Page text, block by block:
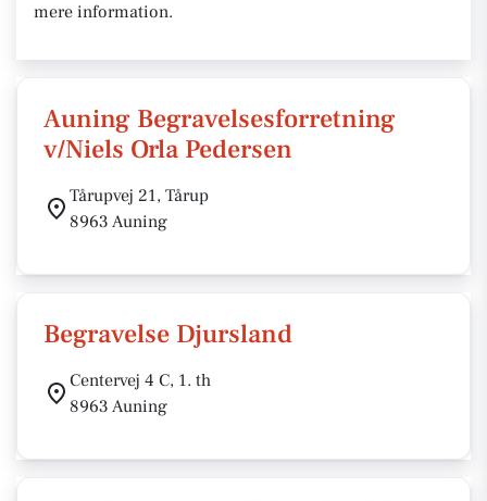
mere information.
Auning Begravelsesforretning
v/Niels Orla Pedersen
Tårupvej 21, Tårup
8963 Auning
Begravelse Djursland
Centervej 4 C, 1. th
8963 Auning